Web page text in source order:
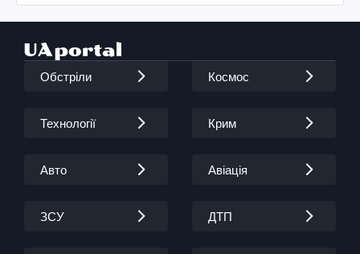
Обстріли Космос
Технології Крим
Авто Авіація
ЗСУ ДТП